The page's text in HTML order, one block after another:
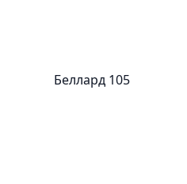
Беллард 105